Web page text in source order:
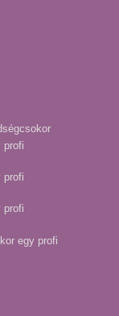
profi
profi
profi
egy profi